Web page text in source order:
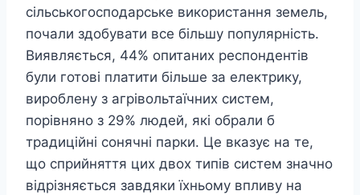
сільськогосподарське використання земель,
почали здобувати все більшу популярність.
Виявляється, 44% опитаних респондентів
були готові платити більше за електрику,
вироблену з агрівольтаїчних систем,
порівняно з 29% людей, які обрали б
традиційні сонячні парки. Це вказує на те,
що сприйняття цих двох типів систем значно
відрізняється завдяки їхньому впливу на